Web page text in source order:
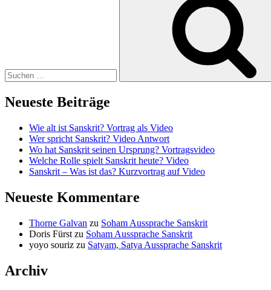
Neueste Beiträge
Wie alt ist Sanskrit? Vortrag als Video
Wer spricht Sanskrit? Video Antwort
Wo hat Sanskrit seinen Ursprung? Vortragsvideo
Welche Rolle spielt Sanskrit heute? Video
Sanskrit – Was ist das? Kurzvortrag auf Video
Neueste Kommentare
Thorne Galvan zu Soham Aussprache Sanskrit
Doris Fürst zu Soham Aussprache Sanskrit
yoyo souriz zu Satyam, Satya Aussprache Sanskrit
Archiv